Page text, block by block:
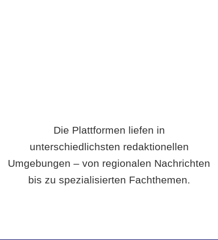
Die Plattformen liefen in
unterschiedlichsten redaktionellen
Umgebungen – von regionalen Nachrichten
bis zu spezialisierten Fachthemen.